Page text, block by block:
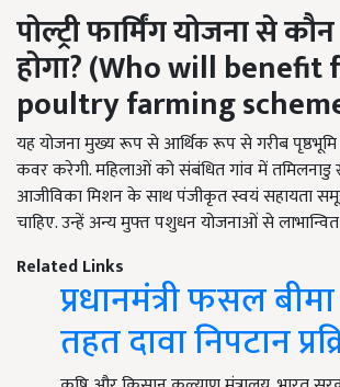
पोल्ट्री फार्मिंग योजना से
होगा?(Who will benefit
poultry farming
यह योजना मुख्य रूप से आर्थिक रूप से गरीब
कवर करेगी. महिलाओं को संबंधित गांव में तमिलनाडु
आजीविका मिशन के साथ पंजीकृत स्वयं सहायता
चाहिए. उन्हें अन्य मुफ्त पशुधन योजनाओं से लाभान्वित
Related Links
प्रधानमंत्री फसल
तहत दावा निपटान